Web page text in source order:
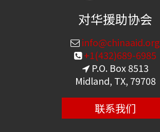
对华援助协会
info@chinaaid.org
+1(432)689-6985
P.O. Box 8513
Midland, TX, 79708
联系我们